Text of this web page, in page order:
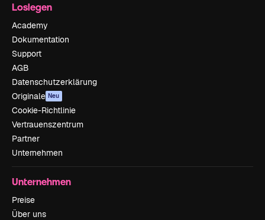
Loslegen
Academy
Dokumentation
Support
AGB
Datenschutzerklärung
Originale Neu
Cookie-Richtlinie
Vertrauenszentrum
Partner
Unternehmen
Unternehmen
Preise
Über uns